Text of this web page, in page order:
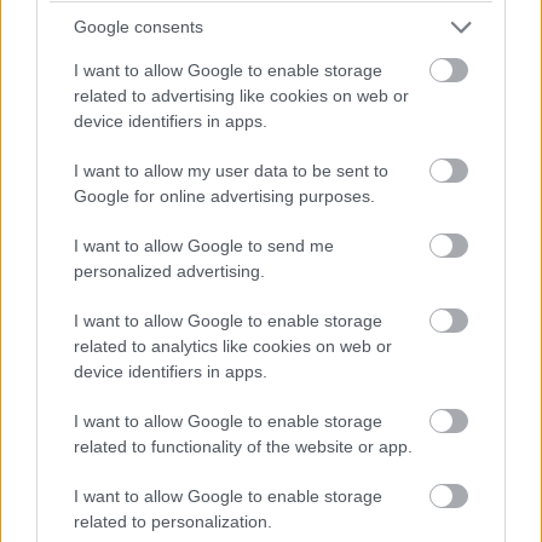
Google consents
I want to allow Google to enable storage
related to advertising like cookies on web or
device identifiers in apps.
I want to allow my user data to be sent to
Google for online advertising purposes.
I want to allow Google to send me
personalized advertising.
I want to allow Google to enable storage
related to analytics like cookies on web or
device identifiers in apps.
I want to allow Google to enable storage
related to functionality of the website or app.
I want to allow Google to enable storage
related to personalization.
Az ilyen pillanatok mindegyike rendkívül fenomenálisra
Goodman néven, ezzel több emberhez elérve, de a
mexikói kartell, a végletekig stílusos és közel zseniálisan